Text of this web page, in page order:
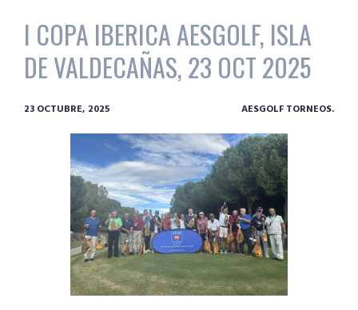
I COPA IBERICA AESGOLF, ISLA
DE VALDECAÑAS, 23 OCT 2025
23 OCTUBRE, 2025 AESGOLF TORNEOS.